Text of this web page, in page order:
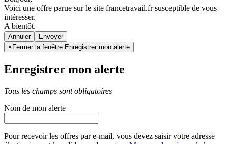
Voici une offre parue sur le site francetravail.fr susceptible de vous
intéresser.
A bientôt.
Annuler
× Fermer la fenêtre Enregistrer mon alerte
Enregistrer mon alerte
Tous les champs sont obligatoires
Nom de mon alerte
Pour recevoir les offres par e-mail, vous devez saisir votre adresse